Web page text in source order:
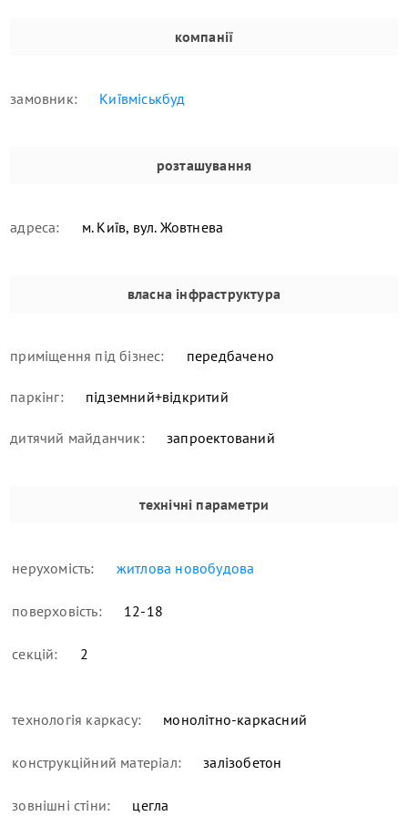
компанії
замовник: Київміськбуд
розташування
адреса: м. Київ, вул. Жовтнева
власна інфраструктура
приміщення під бізнес: передбачено
паркінг: підземний+відкритий
дитячий майданчик: запроектований
технічні параметри
нерухомість: житлова новобудова
поверховість: 12-18
секцій: 2
технологія каркасу: монолітно-каркасний
конструкційний матеріал: залізобетон
зовнішні стіни: цегла